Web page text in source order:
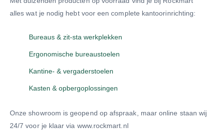
alles wat je nodig hebt voor een complete kantoorinrichting:
Bureaus & zit-sta werkplekken
Ergonomische bureaustoelen
Kantine- & vergaderstoelen
Kasten & opbergoplossingen
Onze showroom is geopend op afspraak, maar online staan wij
24/7 voor je klaar via www.rockmart.nl